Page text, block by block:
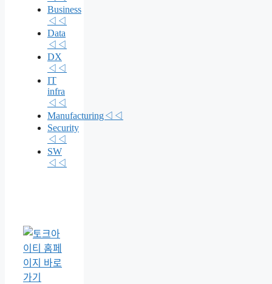
Business
◁◁
Data
◁◁
DX
◁◁
IT
infra
◁◁
Manufacturing◁◁
Security
◁◁
SW
◁◁